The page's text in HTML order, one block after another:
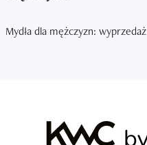
Mydła dla mężczyzn: wyprzedaż